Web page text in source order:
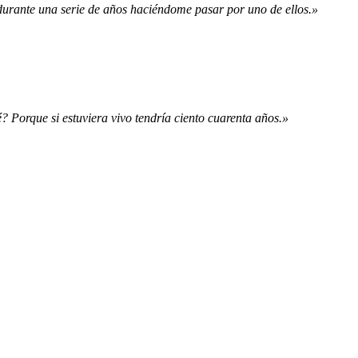
una serie de años haciéndome pasar por uno de ellos.»
Porque si estuviera vivo tendría ciento cuarenta años.»